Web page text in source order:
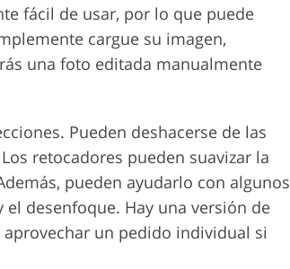
fácil de usar, por lo que puede
cargue su imagen,
una foto editada manualmente
Pueden deshacerse de las
retocadores pueden suavizar la
pueden ayudarlo con algunos
desenfoque. Hay una versión de
un pedido individual si